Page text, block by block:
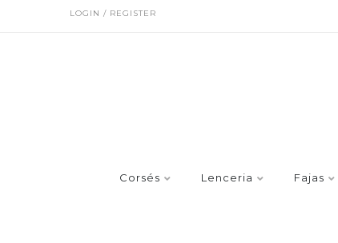
LOGIN / REGISTER
Corsés Lenceria Fajas